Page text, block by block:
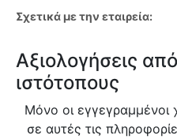
Σχετικά με την εταιρεία:
Αξιολογήσεις
ιστότοπους
Μόνο οι
σε αυτές τις